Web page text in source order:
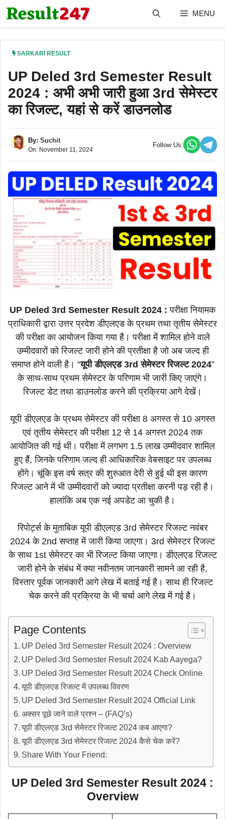
Skip
to
MENU
SARKARI RESULT
UP Deled 3rd Semester Result
2024 : अभी अभी जारी हुआ 3rd सेमेस्टर
का रिजल्ट, यहां से करें डाउनलोड
By: Suchit
On: November 11, 2024
Follow Us:
UP Deled 3rd Semester Result 2024 :परीक्षा नियामक
प्राधिकारी द्वारा उत्तर प्रदेश डीएलएड के प्रथम तथा तृतीय सेमेस्टर
की परीक्षा का आयोजन किया गया है। परीक्षा में शामिल होने वाले
उम्मीदवारों को रिजल्ट जारी होने की प्रतीक्षा है जो अब जल्द ही
समाप्त होने वाली है। “यूपी डीएलएड 3rd सेमेस्टर रिजल्ट 2024”
के साथ-साथ प्रथम सेमेस्टर के परिणाम भी जारी किए जाएंगे।
रिजल्ट डेट तथा डाउनलोड करने की प्रक्रिया आगे देखें।
यूपी डीएलएड के प्रथम सेमेस्टर की परीक्षा 8 अगस्त से 10 अगस्त
एवं तृतीय सेमेस्टर की परीक्षा 12 से 14 अगस्त 2024 तक
आयोजित की गई थी। परीक्षा में लगभग 1.5 लाख उम्मीदवार शामिल
हुए हैं, जिनके परिणाम जल्द ही आधिकारिक वेबसाइट पर उपलब्ध
होंगे। चूंकि इस वर्ष सत्र की शुरुआत देरी से हुई थी इस कारण
रिजल्ट आने में भी उम्मीदवारों को ज्यादा प्रतीक्षा करनी पड़ रही है।
हालांकि अब एक नई अपडेट आ चुकी है।
रिपोर्ट्स के मुताबिक यूपी डीएलएड 3rd सेमेस्टर रिजल्ट नवंबर
2024 के 2nd सप्ताह में जारी किया जाएगा। 3rd सेमेस्टर रिजल्ट
के साथ 1st सेमेस्टर का भी रिजल्ट किया जाएगा। डीएलएड रिजल्ट
जारी होने के संबंध में क्या नवीनतम जानकारी सामने आ रही है,
विस्तार पूर्वक जानकारी आगे लेख में बताई गई है। साथ ही रिजल्ट
चेक करने की प्रक्रिया के भी चर्चा आगे लेख में गई है।
Page Contents
UP Deled 3rd Semester Result 2024 : Overview
UP Deled 3rd Semester Result 2024 Kab Aayega?
UP Deled 3rd Semester Result 2024 Check Online
यूपी डीएलएड रिजल्ट में उपलब्ध विवरण
UP Deled 3rd Semester Result 2024 Official Link
अक्सर पूछे जाने वाले प्रश्न – (FAQ’s)
यूपी डीएलएड 3rd सेमेस्टर रिजल्ट 2024 कब आएगा?
यूपी डीएलएड 3rd सेमेस्टर रिजल्ट 2024 कैसे चेक करें?
Share With Your Friend:
UP Deled 3rd Semester Result 2024 :
Overview